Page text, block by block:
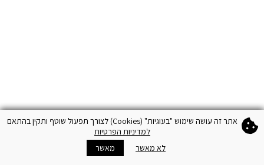
חנויות הצטרפו
אתר זה עושה שימוש "בעוגיות" (Cookies) לצורך תפעול שוטף ותקין בהתאם
למדיניות הפרטיות
לא מאשר
מאשר